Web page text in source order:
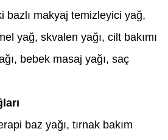
bazlı makyaj temizleyici yağ,
yağ, skvalen yağı, cilt bakımı
bebek masaj yağı, saç
baz yağı, tırnak bakım